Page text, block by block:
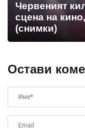
Червеният
сцена на
(снимки)
Остави